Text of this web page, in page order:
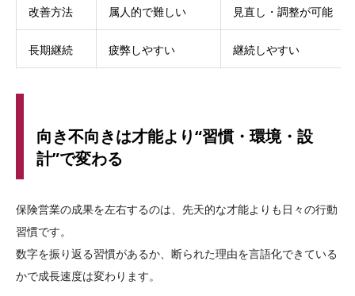
改善方法 属人的で難しい 見直し・調整が可能
長期継続 疲弊しやすい 継続しやすい
向き不向きは才能より“習慣・環境・設
計”で変わる
保険営業の成果を左右するのは、先天的な才能よりも日々の行動
習慣です。
数字を振り返る習慣があるか、断られた理由を言語化できている
かで成長速度は変わります。